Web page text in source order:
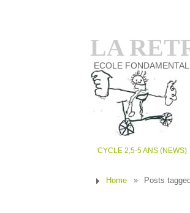
LA
ECOLE
CYCLE 2,5-5 ANS (NEWS)
Home » Posts